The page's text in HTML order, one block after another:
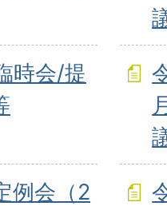
時会/提
例会（2